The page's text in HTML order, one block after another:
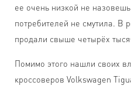
ее очень низкой не назовешь
потребителей не смутила. В
продали свыше четырёх
Помимо этого нашли своих
кроссоверов Volkswagen